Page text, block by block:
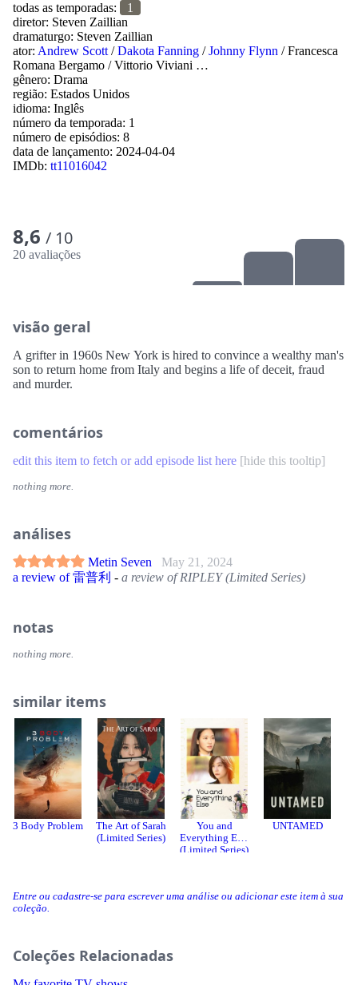
Entre ou cadastre-se para escrever uma análise ou adicionar este item à sua
coleção.
Coleções Relacionadas
My favorite TV shows
todas as temporadas:
1
diretor: Steven Zaillian
dramaturgo: Steven Zaillian
ator: Andrew Scott /Dakota Fanning /Johnny Flynn /Francesca
Romana Bergamo /Vittorio Viviani …
gênero: Drama
região: Estados Unidos
idioma: Inglês
número da temporada: 1
número de episódios: 8
data de lançamento: 2024-04-04
IMDb: tt11016042
8,6 / 10
20 avaliações
visão geral
A grifter in 1960s New York is hired to convince a wealthy man's
son to return home from Italy and begins a life of deceit, fraud
and murder.
comentários
edit this item to fetch or add episode list here [hide this tooltip]
nothing more.
análises
Metin Seven
May 21, 2024
a review of 雷普利 - a review of RIPLEY (Limited Series)
notas
nothing more.
similar items
3 Body Problem
The Art of Sarah
(Limited Series)
You and
Everything Else
(Limited Series)
UNTAMED